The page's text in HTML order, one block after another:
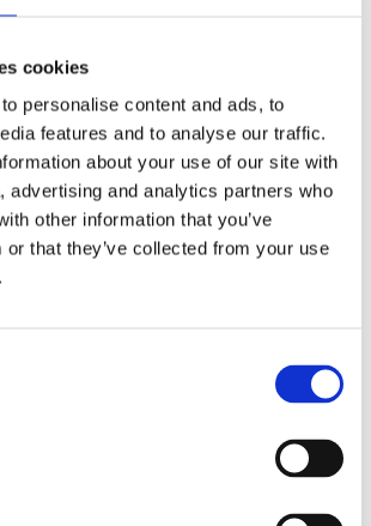
cookies
personalise content and ads, to
features and to analyse our traffic.
about your use of our site with
advertising and analytics partners who
other information that you’ve
or that they’ve collected from your use
av robusta högkvalitativa material som
från separat utlopp
och dryckesstorlek (S / M / L) kan
skärmen
och isolering av kokaren för minskad
program för sköljning och
behållare gör det enkelt att fylla